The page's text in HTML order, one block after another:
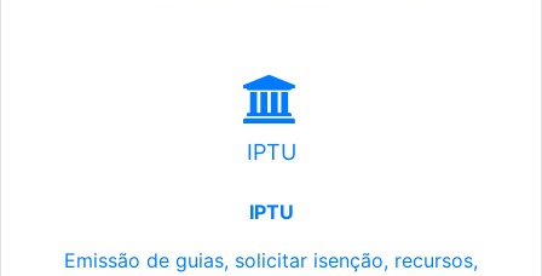
IPTU
IPTU
Emissão de guias, solicitar isenção, recursos,